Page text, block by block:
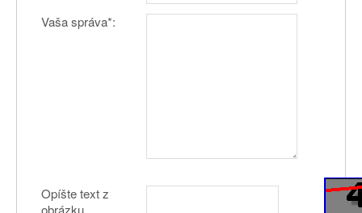
Vaša správa*:
Opíšte text z